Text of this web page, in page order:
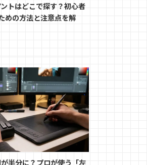
トはどこで探す？初心者
めの方法と注意点を解
半分に？プロが使う「左